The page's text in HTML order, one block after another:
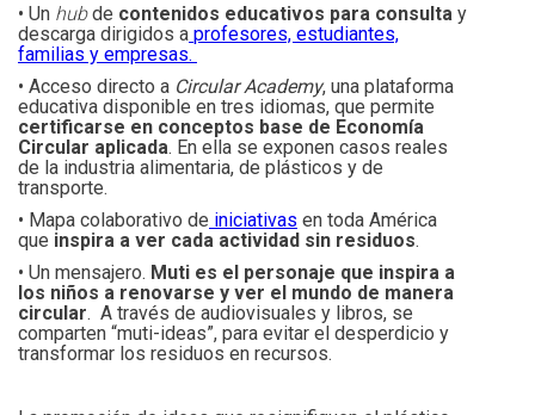
• Un hubde contenidos educativos para consulta y
descarga dirigidos a profesores, estudiantes,
familias y empresas.
• Acceso directo a Circular Academy, una plataforma
educativa disponible en tres idiomas, que permite
certificarse en conceptos base de Economía
Circular aplicada. En ella se exponen casos reales
de la industria alimentaria, de plásticos y de
transporte.
• Mapa colaborativo de iniciativas en toda América
que inspira a ver cada actividad sin residuos.
• Un mensajero. Muti es el personaje que inspira a
los niños a renovarse y ver el mundo de manera
circular. A través de audiovisuales y libros, se
comparten “muti-ideas”, para evitar el desperdicio y
transformar los residuos en recursos.